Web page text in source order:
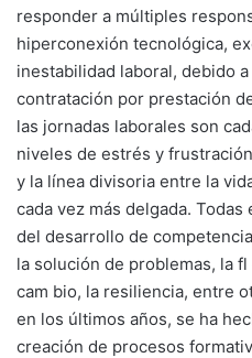
responder a múltiples
hiperconexión tecnológica,
inestabilidad laboral, debido
contratación por prestación
las jornadas laborales son
niveles de estrés y
y la línea divisoria entre la
cada vez más delgada.
del desarrollo de
la solución de problemas, la
cam bio, la resiliencia, entre
en los últimos años, se ha
creación de procesos